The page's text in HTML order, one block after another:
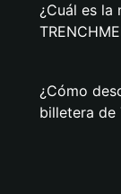
¿Cuál es la
¿Cómo
billetera de